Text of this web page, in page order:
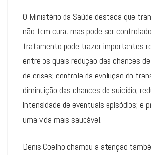
O Ministério da Saúde destaca que
não tem cura, mas pode ser
tratamento pode trazer importantes
entre os quais redução das chances
de crises; controle da evolução do
diminuição das chances de suicídio;
intensidade de eventuais episódios; e
uma vida mais saudável.
Denis Coelho chamou a atenção